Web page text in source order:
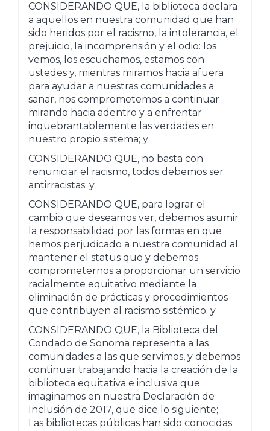
CONSIDERANDO QUE, la biblioteca declara
a aquellos en nuestra comunidad que han
sido heridos por el racismo, la intolerancia, el
prejuicio, la incomprensión y el odio: los
vemos, los escuchamos, estamos con
ustedes y, mientras miramos hacia afuera
para ayudar a nuestras comunidades a
sanar, nos comprometemos a continuar
mirando hacia adentro y a enfrentar
inquebrantablemente las verdades en
nuestro propio sistema; y
CONSIDERANDO QUE, no basta con
renuniciar el racismo, todos debemos ser
antirracistas; y
CONSIDERANDO QUE, para lograr el
cambio que deseamos ver, debemos asumir
la responsabilidad por las formas en que
hemos perjudicado a nuestra comunidad al
mantener el status quo y debemos
comprometernos a proporcionar un servicio
racialmente equitativo mediante la
eliminación de prácticas y procedimientos
que contribuyen al racismo sistémico; y
CONSIDERANDO QUE, la Biblioteca del
Condado de Sonoma representa a las
comunidades a las que servimos, y debemos
continuar trabajando hacia la creación de la
biblioteca equitativa e inclusiva que
imaginamos en nuestra Declaración de
Inclusión de 2017, que dice lo siguiente;
Las bibliotecas públicas han sido conocidas